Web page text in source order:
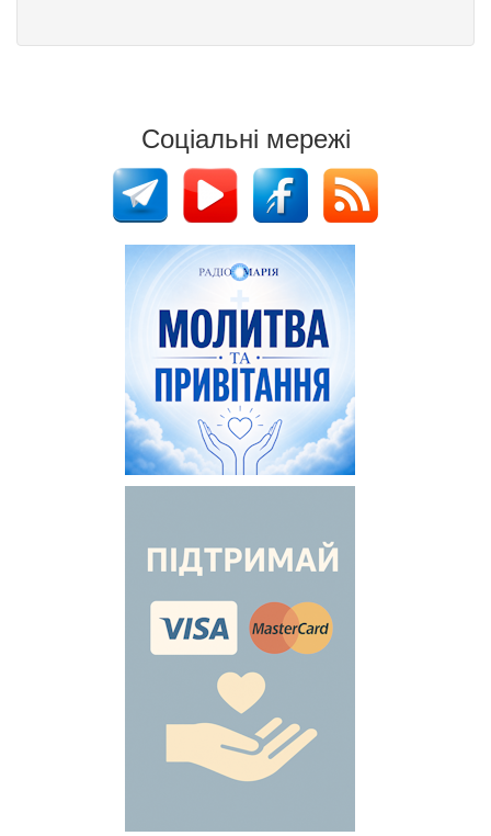
Соціальні мережі